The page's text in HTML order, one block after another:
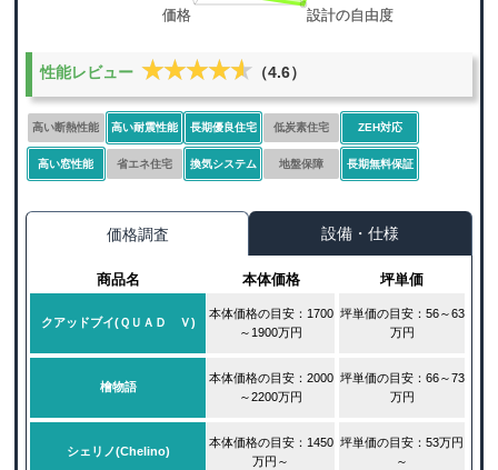
性能レビュー ★★★★★
★★★★★ （4.6）
高い断熱性能 高い耐震性能 長期優良住宅 低炭素住宅 ZEH対応
高い窓性能 省エネ住宅 換気システム 地盤保障 長期無料保証
価格調査 設備・仕様
商品名 本体価格 坪単価
クアッドブイ(ＱＵＡＤ Ｖ)
本体価格の目安：1700
～1900万円
坪単価の目安：56～63
万円
檜物語
本体価格の目安：2000
～2200万円
坪単価の目安：66～73
万円
シェリノ(Chelino)
本体価格の目安：1450
万円～
坪単価の目安：53万円
～